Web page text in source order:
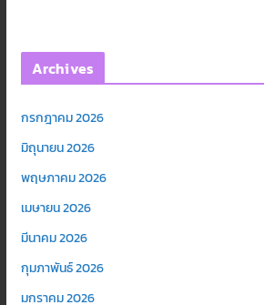
Archives
กรกฎาคม 2026
มิถุนายน 2026
พฤษภาคม 2026
เมษายน 2026
มีนาคม 2026
กุมภาพันธ์ 2026
มกราคม 2026